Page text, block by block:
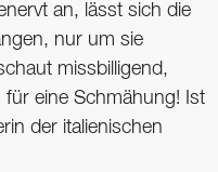
an, lässt sich die
nur um sie
missbilligend,
eine Schmähung! Ist
der italienischen